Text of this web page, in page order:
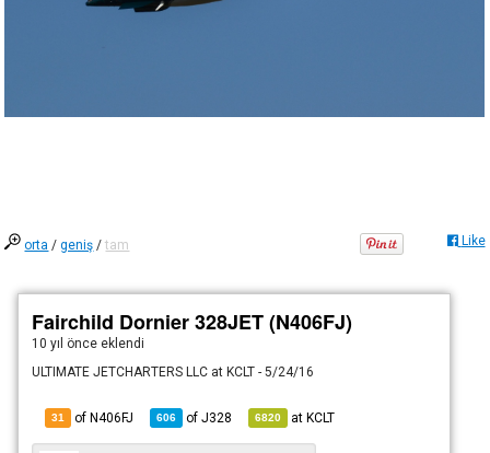
orta /geniş /tam Like
Fairchild Dornier 328JET (N406FJ)
10 yıl önce eklendi
ULTIMATE JETCHARTERS LLC at KCLT - 5/24/16
31 of N406FJ 606 ofJ328 6820 atKCLT